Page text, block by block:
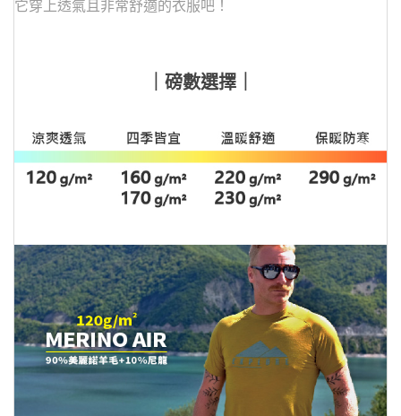
它穿上透氣且非常舒適的衣服吧！
｜磅數選擇｜